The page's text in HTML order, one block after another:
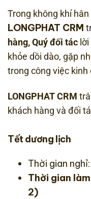
Trong không khí
LONGPHAT CRM
hàng, Quý đối tác
khỏe dồi dào, gặp
trong công việc kinh
LONGPHAT CRM
khách hàng và đối
Tết dương lịch
Thời gian nghỉ:
Thời gian
2)